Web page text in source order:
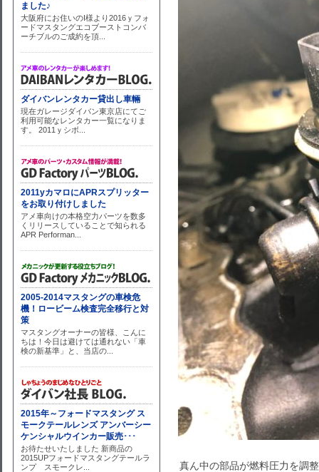
真ん中の部品が燃料圧力を調